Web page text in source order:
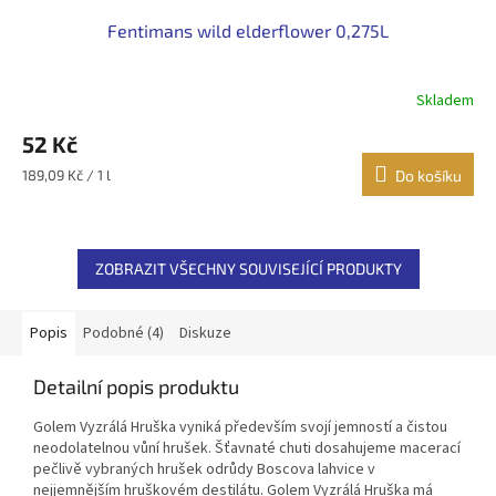
Fentimans wild elderflower 0,275L
Skladem
52 Kč
Měrná
189,09 Kč / 1 l Do košíku
ZOBRAZIT VŠECHNY SOUVISEJÍCÍ PRODUKTY
Popis Podobné (4) Diskuze
Detailní popis produktu
Golem Vyzrálá Hruška vyniká především svojí jemností a čistou
neodolatelnou vůní hrušek. Šťavnaté chuti dosahujeme macerací
pečlivě vybraných hrušek odrůdy Boscova lahvice v
nejjemnějším hruškovém destilátu. Golem Vyzrálá Hruška má